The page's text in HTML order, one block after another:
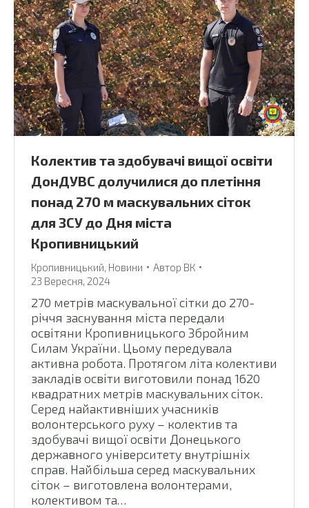
Колектив та здобувачі вищої освіти
ДонДУВС долучилися до плетіння
понад 270 м маскувальних сіток
для ЗСУ до Дня міста
Кропивницький
Кропивницький, Новини Автор ВК
23 Вересня, 2024
270 метрів маскувальної сітки до 270-
річчя заснування міста передали
освітяни Кропивницького Збройним
Силам України. Цьому передувала
активна робота. Протягом літа колективи
закладів освіти виготовили понад 1620
квадратних метрів маскувальних сіток.
Серед найактивніших учасників
волонтерського руху – колектив та
здобувачі вищої освіти Донецького
державного університету внутрішніх
справ. Найбільша серед маскувальних
сіток – виготовлена волонтерами,
колективом та…